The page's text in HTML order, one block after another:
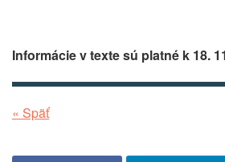
Informácie v texte sú platné k 18.
« Späť